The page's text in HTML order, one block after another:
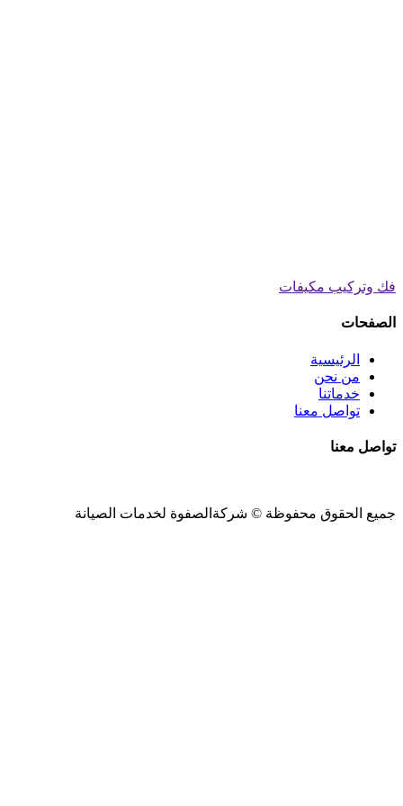
فك وتركيب مكيفات
الصفحات
الرئيسية
من نحن
خدماتنا
تواصل معنا
تواصل معنا
جميع الحقوق محفوظة © شركةالصفوة لخدمات الصيانة